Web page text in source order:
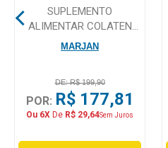
Mamãe
Medicamentos
e
SUPLEMENTO
ALIMENTAR COLATEN
ARTRO 30 COMPRIMIDOS
MARJAN
DE: R$ 199,90
POR: R$ 177,81
Ou 6X De R$ 29,64Sem Juros